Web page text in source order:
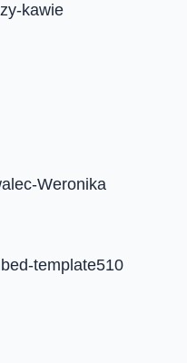
kawie
Weronika
template510